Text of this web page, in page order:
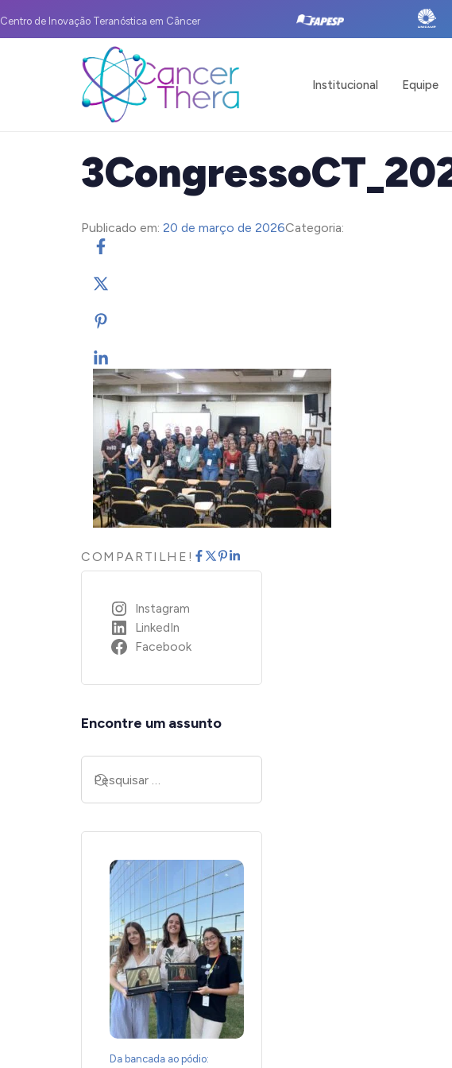
Centro de Inovação Teranóstica em Câncer
Institucional Equipe
Publicado em: 20 de março de 2026Categoria:
COMPARTILHE!
Instagram
LinkedIn
Facebook
Encontre um assunto
Da bancada ao pódio: